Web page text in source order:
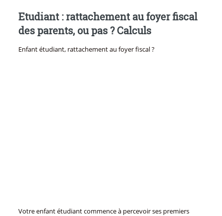
Etudiant : rattachement au foyer fiscal
des parents, ou pas ? Calculs
Enfant étudiant, rattachement au foyer fiscal ?
Votre enfant étudiant commence à percevoir ses premiers